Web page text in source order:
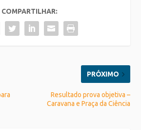
COMPARTILHAR:
PRÓXIMO
Resultado prova objetiva –
Caravana e Praça da Ciência